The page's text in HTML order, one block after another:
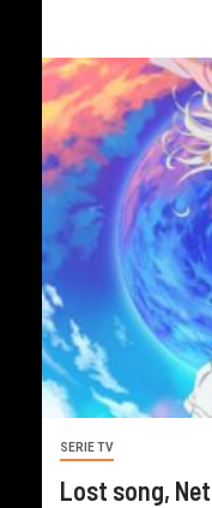
SERIE TV
Lost song,